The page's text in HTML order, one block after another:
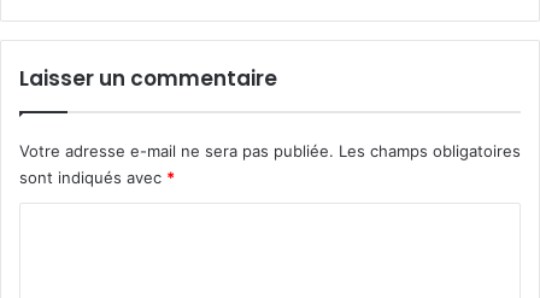
Laisser un commentaire
Votre adresse e-mail ne sera pas publiée. Les champs obligatoires
sont indiqués avec *